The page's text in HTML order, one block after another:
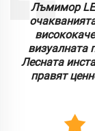
Лъмимор
визуалната
Лесната
правят